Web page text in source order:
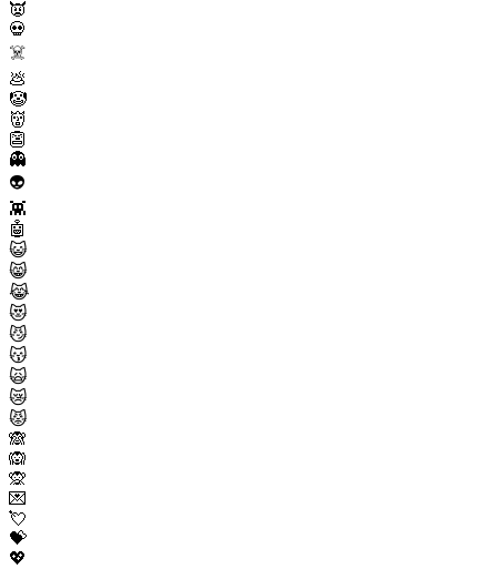
👿
💀
☠️
💩
🤡
👹
👺
👻
👽
👾
🤖
😺
😸
😹
😻
😼
😽
🙀
😿
😾
🙈
🙉
🙊
💌
💘
💝
💖